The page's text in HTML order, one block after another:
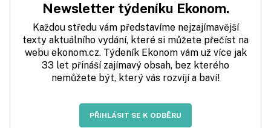
Newsletter týdeníku Ekonom.
Každou středu vám představíme nejzajímavější
texty aktuálního vydání, které si můžete přečíst na
webu ekonom.cz. Týdeník Ekonom vám už více jak
33 let přináší zajímavý obsah, bez kterého
nemůžete být, který vás rozvíjí a baví!
PŘIHLÁSIT SE K ODBĚRU